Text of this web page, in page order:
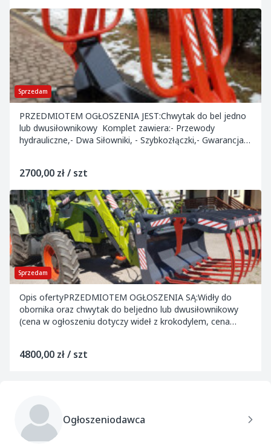
Sprzedam
PRZEDMIOTEM OGŁOSZENIA JEST:Chwytak do bel jedno
lub dwusiłownikowy Komplet zawiera:- Przewody
hydrauliczne,- Dwa Siłowniki, - Szybkozłączki,- Gwarancja
2700,00 zł / szt
Sprzedam
Opis ofertyPRZEDMIOTEM OGŁOSZENIA SĄ:Widły do
obornika oraz chwytak do beljedno lub dwusiłownikowy
(cena w ogłoszeniu dotyczy wideł z krokodylem, cena
4800,00 zł / szt
Ogłoszeniodawca